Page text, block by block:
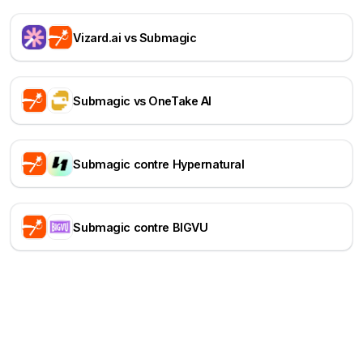
Vizard.ai vs Submagic
Submagic vs OneTake AI
Submagic contre Hypernatural
Submagic contre BIGVU